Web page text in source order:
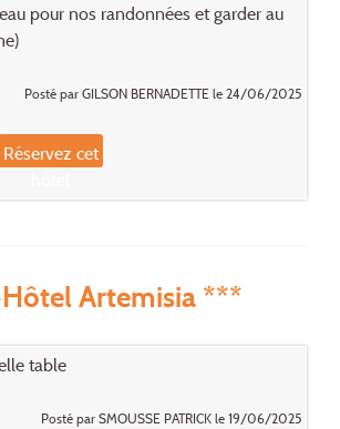
pour nos randonnées et garder au
Posté par GILSON BERNADETTE le 24/06/2025
Réservez cet
Artemisia ***
table
Posté par SMOUSSE PATRICK le 19/06/2025